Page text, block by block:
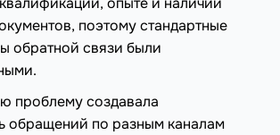
поэтому стандартные
обратной связи были
проблему создавала
обращений по разным каналам